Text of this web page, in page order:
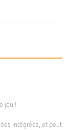
jeu !
intégrées, et peut